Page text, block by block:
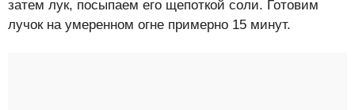
затем лук, посыпаем его щепоткой соли. Готовим
лучок на умеренном огне примерно 15 минут.